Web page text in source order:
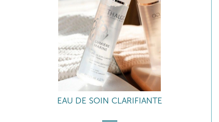
EAU DE SOIN CLARIFIANTE